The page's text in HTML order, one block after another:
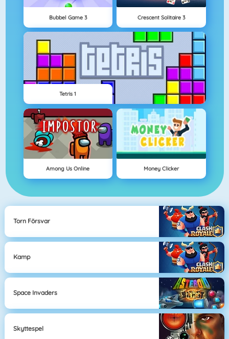
Bubbel Game 3 Crescent Solitaire 3
Tetris 1
Among Us Online Money Clicker
Torn Försvar
Kamp
Space Invaders
Skyttespel